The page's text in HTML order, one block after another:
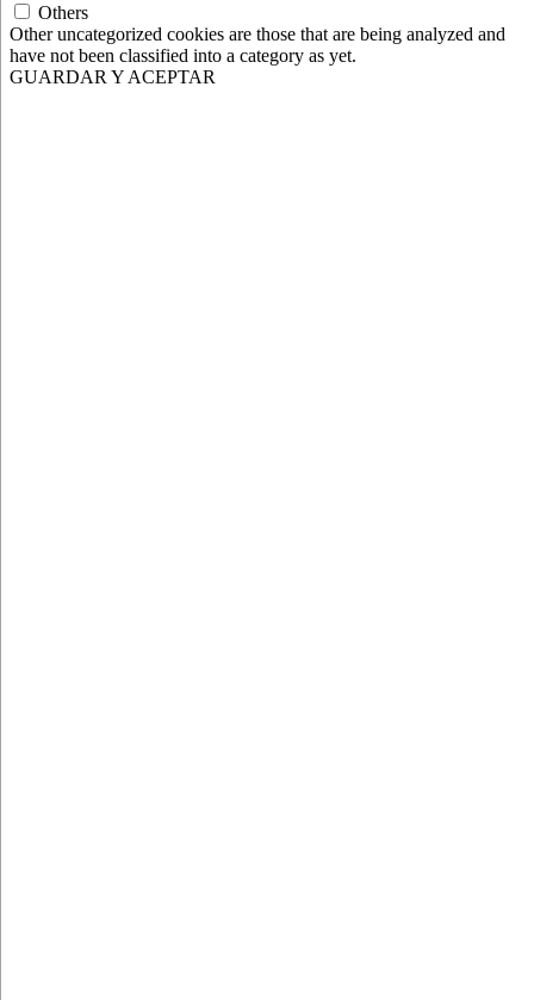
Others
Other uncategorized cookies are those that are being analyzed and
have not been classified into a category as yet.
GUARDAR Y ACEPTAR